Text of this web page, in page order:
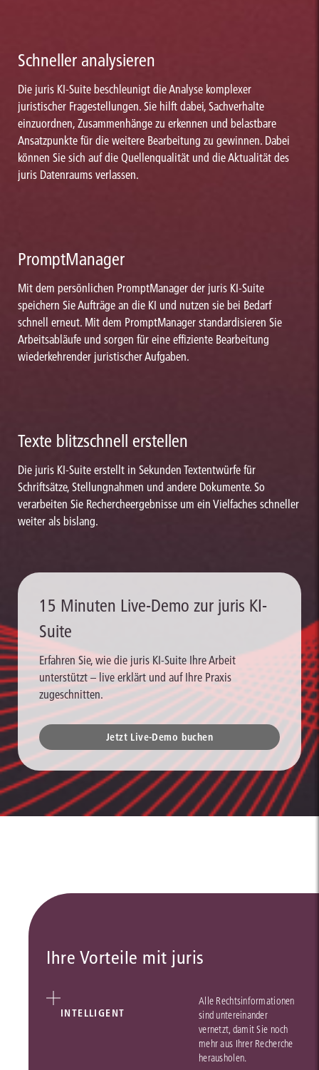
Schneller analysieren
Die juris KI-Suite beschleunigt die Analyse komplexer
juristischer Fragestellungen. Sie hilft dabei, Sachverhalte
einzuordnen, Zusammenhänge zu erkennen und belastbare
Ansatzpunkte für die weitere Bearbeitung zu gewinnen. Dabei
können Sie sich auf die Quellenqualität und die Aktualität des
juris Datenraums verlassen.
PromptManager
Mit dem persönlichen PromptManager der juris KI-Suite
speichern Sie Aufträge an die KI und nutzen sie bei Bedarf
schnell erneut. Mit dem PromptManager standardisieren Sie
Arbeitsabläufe und sorgen für eine effiziente Bearbeitung
wiederkehrender juristischer Aufgaben.
Texte blitzschnell erstellen
Die juris KI-Suite erstellt in Sekunden Textentwürfe für
Schriftsätze, Stellungnahmen und andere Dokumente. So
verarbeiten Sie Rechercheergebnisse um ein Vielfaches schneller
weiter als bislang.
15 Minuten Live-Demo zur juris KI-
Suite
Erfahren Sie, wie die juris KI-Suite Ihre Arbeit
unterstützt – live erklärt und auf Ihre Praxis
zugeschnitten.
Jetzt Live-Demo buchen
Ihre Vorteile mit juris
INTELLIGENT
Alle Rechtsinformationen
sind untereinander
vernetzt, damit Sie noch
mehr aus Ihrer Recherche
herausholen.